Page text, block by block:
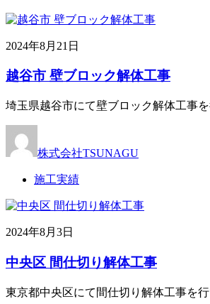
2024年8月21日
越谷市 壁ブロック解体工事
埼玉県越谷市にて壁ブロック解体工事
株式会社TSUNAGU
施工実績
2024年8月3日
中央区 間仕切り解体工事
東京都中央区にて間仕切り解体工事を